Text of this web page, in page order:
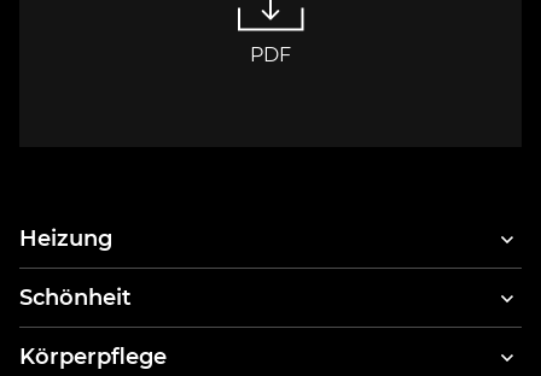
PDF
Heizung
Schönheit
Körperpflege